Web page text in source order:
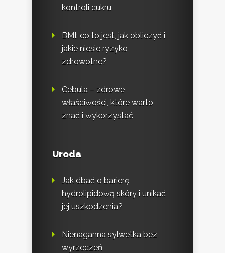
kontroli cukru
BMI: co to jest, jak obliczyć i
jakie niesie ryzyko
zdrowotne?
Cebula – zdrowe
właściwości, które warto
znać i wykorzystać
Uroda
Jak dbać o barierę
hydrolipidową skóry i unikać
jej uszkodzenia?
Nienaganna sylwetka bez
wyrzeczeń